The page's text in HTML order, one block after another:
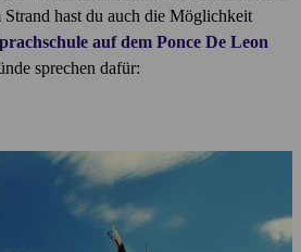
hast du auch die Möglichkeit
auf dem Ponce De Leon
sprechen dafür: